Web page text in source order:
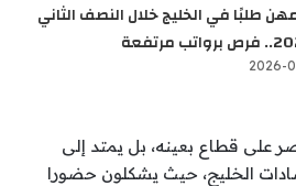
طلبًا في الخليج خلال النصف الثاني
2026-
على قطاع بعينه، بل يمتد إلى
الخليج، حيث يشكلون حضورا